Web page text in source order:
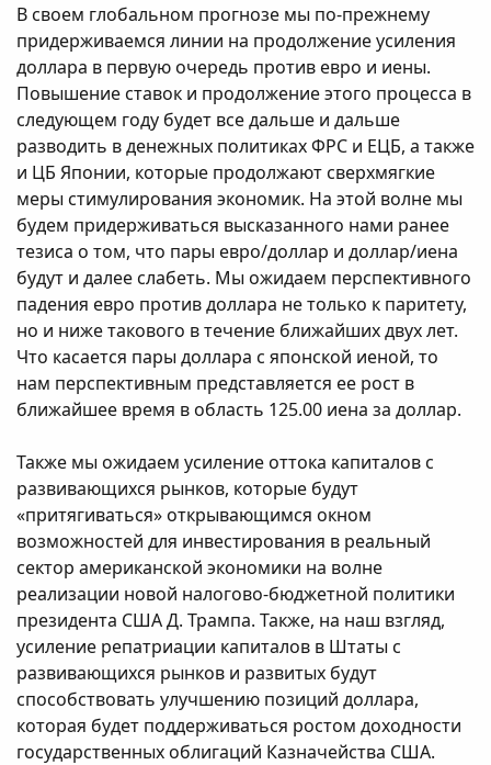
В своем глобальном прогнозе мы по-прежнему
придерживаемся линии на продолжение усиления
доллара в первую очередь против евро и иены.
Повышение ставок и продолжение этого процесса в
следующем году будет все дальше и дальше
разводить в денежных политиках ФРС и ЕЦБ, а также
и ЦБ Японии, которые продолжают сверхмягкие
меры стимулирования экономик. На этой волне мы
будем придерживаться высказанного нами ранее
тезиса о том, что пары евро/доллар и доллар/иена
будут и далее слабеть. Мы ожидаем перспективного
падения евро против доллара не только к паритету,
но и ниже такового в течение ближайших двух лет.
Что касается пары доллара с японской иеной, то
нам перспективным представляется ее рост в
ближайшее время в область 125.00 иена за доллар.
Также мы ожидаем усиление оттока капиталов с
развивающихся рынков, которые будут
«притягиваться» открывающимся окном
возможностей для инвестирования в реальный
сектор американской экономики на волне
реализации новой налогово-бюджетной политики
президента США Д. Трампа. Также, на наш взгляд,
усиление репатриации капиталов в Штаты с
развивающихся рынков и развитых будут
способствовать улучшению позиций доллара,
которая будет поддерживаться ростом доходности
государственных облигаций Казначейства США.